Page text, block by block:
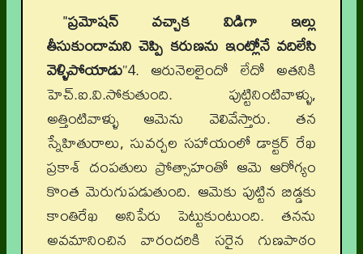
"ప్రమోషన్ వచ్చాక విడిగా ఇల్లు
తీసుకుందామని చెప్పి కరుణను ఇంట్లోనే వదిలేసి
వెళ్ళిపోయాడు”4. ఆరునెలలైందో లేదో అతనికి
హెచ్.ఐ.వి.సోకుతుంది. పుట్టినింటివాళ్ళు,
అత్తింటివాళ్ళు ఆమెను వెలివేస్తారు. తన
స్నేహితురాలు, సువర్చల సహాయంలో డాక్టర్ రేఖ
ప్రకాశ్ దంపతులు ప్రోత్సాహంతో ఆమె ఆరోగ్యం
కొంత మెరుగుపడుతుంది. ఆమెకు పుట్టిన బిడ్డకు
కాంతిరేఖ అనిపేరు పెట్టుకుంటుంది. తనను
అవమానించిన వారందరికి సరైన గుణపాఠం